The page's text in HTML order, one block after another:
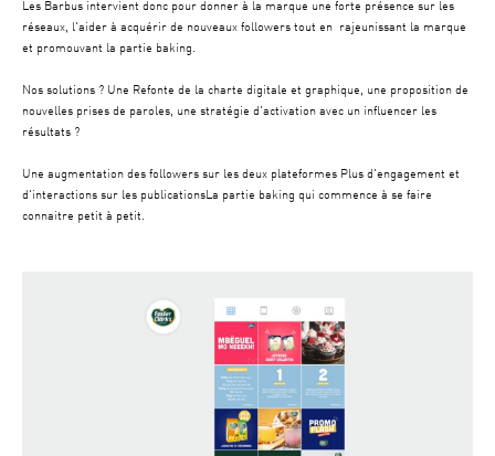
Les Barbus intervient donc pour donner à la marque une forte présence sur les
réseaux, l'aider à acquérir de nouveaux followers tout en rajeunissant la marque
et promouvant la partie baking.
Nos solutions ? Une Refonte de la charte digitale et graphique, une proposition de
nouvelles prises de paroles, une stratégie d'activation avec un influencer les
résultats ?
Une augmentation des followers sur les deux plateformes Plus d'engagement et
d'interactions sur les publicationsLa partie baking qui commence à se faire
connaitre petit à petit.